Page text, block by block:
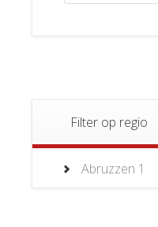
Filter op regio
Abruzzen 1